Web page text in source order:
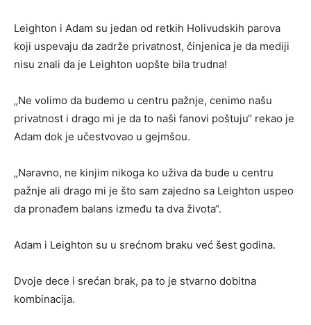
Leighton i Adam su jedan od retkih Holivudskih parova
koji uspevaju da zadrže privatnost, činjenica je da mediji
nisu znali da je Leighton uopšte bila trudna!
„Ne volimo da budemo u centru pažnje, cenimo našu
privatnost i drago mi je da to naši fanovi poštuju“ rekao je
Adam dok je učestvovao u gejmšou.
„Naravno, ne kinjim nikoga ko uživa da bude u centru
pažnje ali drago mi je što sam zajedno sa Leighton uspeo
da pronađem balans između ta dva života“.
Adam i Leighton su u srećnom braku već šest godina.
Dvoje dece i srećan brak, pa to je stvarno dobitna
kombinacija.